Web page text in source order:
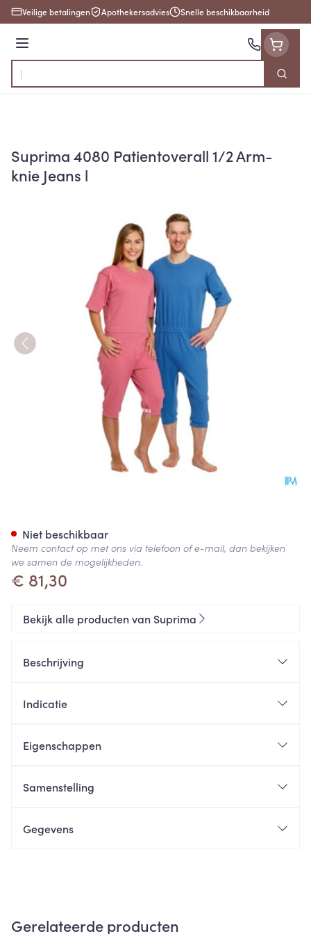
Ga naar de inhoud
Veilige betalingen Apothekersadvies Snelle beschikbaarheid
Menu
Product, merk, categorie...
Zoek
Suprima 4080 Patientoverall 1/2 Arm-
knie Jeans l
€ 81,30
Niet beschikbaar
Neem contact op met ons via telefoon of e-mail, dan bekijken
we samen de mogelijkheden.
Bekijk alle producten van Suprima
Beschrijving
Indicatie
Eigenschappen
Samenstelling
Gegevens
Gerelateerde producten